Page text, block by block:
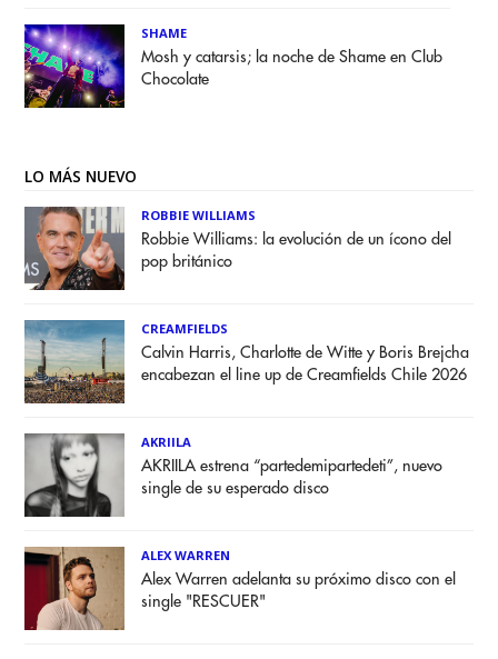
SHAME
Mosh y catarsis; la noche de Shame en Club
Chocolate
LO MÁS NUEVO
ROBBIE WILLIAMS
Robbie Williams: la evolución de un ícono del
pop británico
CREAMFIELDS
Calvin Harris, Charlotte de Witte y Boris Brejcha
encabezan el line up de Creamfields Chile 2026
AKRIILA
AKRIILA estrena “partedemipartedeti”, nuevo
single de su esperado disco
ALEX WARREN
Alex Warren adelanta su próximo disco con el
single "RESCUER"